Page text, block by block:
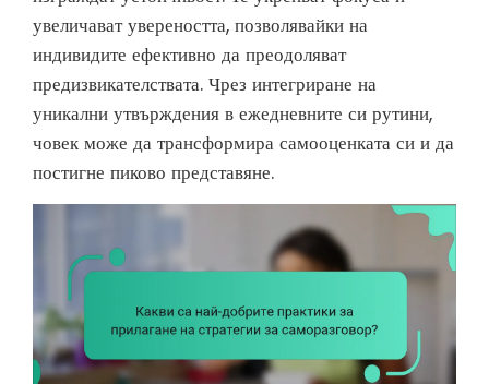
увеличават увереността, позволявайки на
индивидите ефективно да преодоляват
предизвикателствата. Чрез интегриране на
уникални утвърждения в ежедневните си рутини,
човек може да трансформира самооценката си и да
постигне пиково представяне.